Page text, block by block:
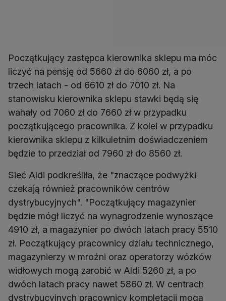
Początkujący zastępca kierownika sklepu ma móc
liczyć na pensję od 5660 zł do 6060 zł, a po
trzech latach - od 6610 zł do 7010 zł. Na
stanowisku kierownika sklepu stawki będą się
wahały od 7060 zł do 7660 zł w przypadku
początkującego pracownika. Z kolei w przypadku
kierownika sklepu z kilkuletnim doświadczeniem
Sieć Aldi podkreśliła, że "znaczące podwyżki
czekają również pracowników centrów
dystrybucyjnych". "Początkujący magazynier
będzie mógł liczyć na wynagrodzenie wynoszące
4910 zł, a magazynier po dwóch latach pracy 5510
zł. Początkujący pracownicy działu technicznego,
magazynierzy w mroźni oraz operatorzy wózków
widłowych mogą zarobić w Aldi 5260 zł, a po
dwóch latach pracy nawet 5860 zł. W centrach
dystrybucyjnych pracownicy kompletacji mogą